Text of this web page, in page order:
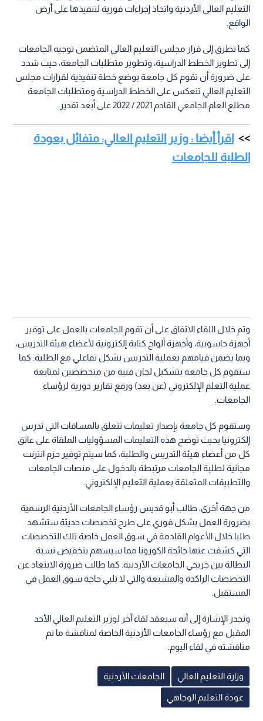
التعليم العالي الأردنية واتخاذ إجراءات فورية لتنفيذها على أرض
الواقع.
كما تطرق إلى قرار مجلس التعليم العالي المتضمن توجيه الجامعات
إلى تطوير الخطط الدراسية، وتطوير متطلبات الجامعة، حيث شدد
على ضرورة أن تقوم كل جامعة بوضع خطة تنفيذية لقرارات مجلس
التعليم العالي تنعكس على الخطط الدراسية ومتطلبات الجامعة
مطلع العام الجامعي القادم 2021 / 2022 على أبعد تقدير.
اقرأ أيضا : وزير التعليم العالي: متفائل بعودة
الطلبة للجامعات
وتم خلال اللقاء الاتفاق على أن تقوم الجامعات بالعمل على توفير
أجهزة حاسوبية، وأجهزة ألواح كتابة إلكترونية لأعضاء هيئة التدريس،
وبما يضمن قيامهم بعملية التدريس بشكل تفاعلي مع الطلبة. كما
ستقوم كل جامعة بتشكيل لجان فنية من متخصصين لمتابعة
عملية التعلم الإلكتروني (عن بعد) ورفع تقارير دورية لرؤساء
الجامعات.
وستقوم كل جامعة بإصدار تعليمات تتعلق بالمساقات التي تدرس
إلكترونيا بحيث توضح هذه التعليمات المسؤوليات الملقاة على عاتق
كل من أعضاء هيئة التدريس والطلبة، كما سيتم توفير حزم انترنت
مجانية لطلبة الجامعات مرتبطة بالدخول على منصات الجامعات
والتطبيقات المتعلقة بعملية التعليم الإلكتروني.
من جهة أخرى، طالب أبو قديس رؤساء الجامعات الأردنية الرسمية
بضرورة العمل بشكل فوري على طرح تخصصات حديثة ستشهد
طلبا خلال الأعوام القادمة في سوق العمل خاصة تلك التخصصات
التي كشفت عنها جائحة الكورونا مما سيسهم بتخفيض نسبة
البطالة بين خريجي الجامعات الأردنية. كما طالب ضرورة الابتعاد عن
التخصصات الراكدة والمشبعة والتي لا تلبي حاجة سوق العمل في
المستقبل.
وتجدر الإشارة إلى أنه سيعقد لقاء آخر لوزير التعليم العالي الأحد
المقبل مع رؤساء الجامعات الأردنية الخاصة لمناقشة ما تم
مناقشته في لقاء اليوم.
وزارة التعليم العالي الجامعات الأردنية
عودة التعليم الوجاهي